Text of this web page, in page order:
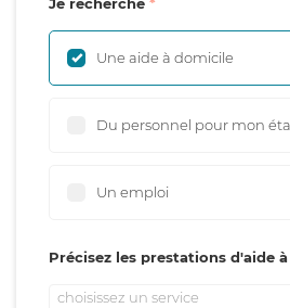
Je recherche
Une aide à domicile
Du personnel pour mon
Un emploi
Précisez les prestations d'aide
choisissez un service